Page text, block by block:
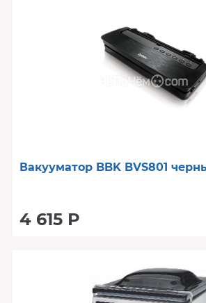
Вакууматор BBK BVS801
4 615 Р